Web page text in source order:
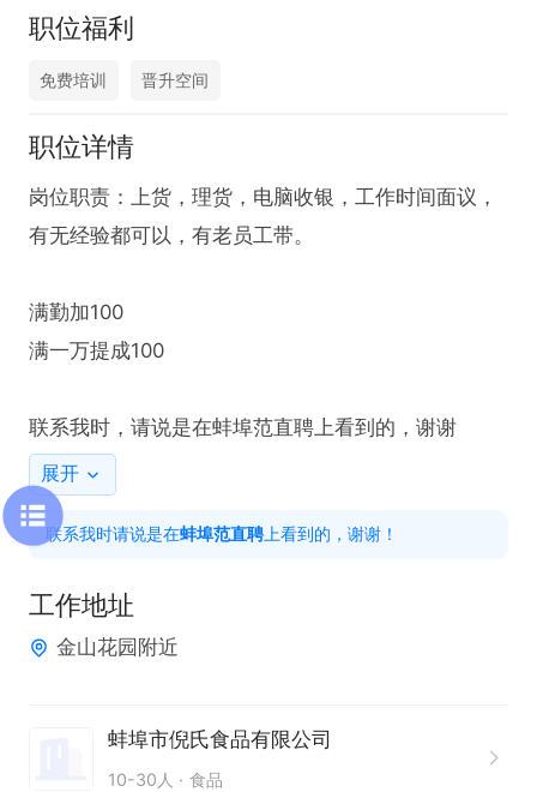
职位福利
免费培训 晋升空间
职位详情
岗位职责：上货，理货，电脑收银，工作时间面议，
有无经验都可以，有老员工带。
满勤加100
满一万提成100
联系我时，请说是在蚌埠范直聘上看到的，谢谢
展开
联系我时请说是在蚌埠范直聘 上看到的，谢谢！
工作地址
金山花园附近
蚌埠市倪氏食品有限公司
10-30人 食品